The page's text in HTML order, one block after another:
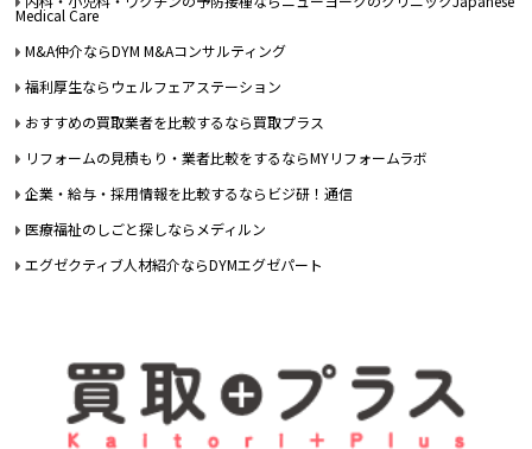
Medical Care
M&A仲介ならDYM M&Aコンサルティング
福利厚生ならウェルフェアステーション
おすすめの買取業者を比較するなら買取プラス
リフォームの見積もり・業者比較をするならMYリフォームラボ
企業・給与・採用情報を比較するならビジ研！通信
医療福祉のしごと探しならメディルン
エグゼクティブ人材紹介ならDYMエグゼパート